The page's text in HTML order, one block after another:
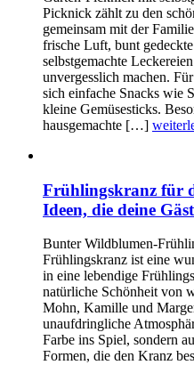
Picknick zählt zu den
gemeinsam mit der
frische Luft, bunt
selbstgemachte
unvergesslich machen.
sich einfache Snacks wie
kleine Gemüsesticks.
hausgemachte […]
Frühlingskranz für
Ideen, die deine
Bunter Wildblumen-
Frühlingskranz ist eine
in eine lebendige
natürliche Schönheit von
Mohn, Kamille und
unaufdringliche
Farbe ins Spiel, sondern
Formen, die den Kranz